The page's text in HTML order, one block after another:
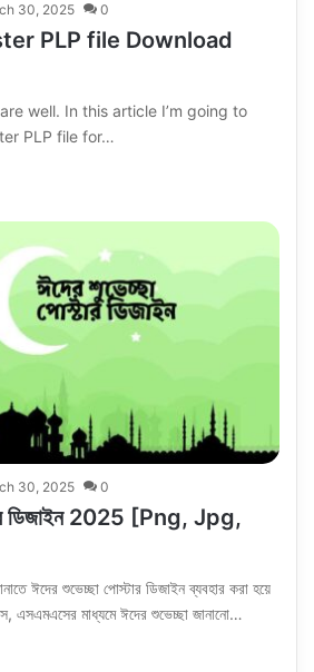
30, 2025 0
PLP file Download
well. In this article I’m going to
PLP file for…
30, 2025 0
ডিজাইন 2025 [Png, Jpg,
ঈদের শুভেচ্ছা পোস্টার ডিজাইন ব্যবহার করা হয়ে
এসএমএসের মাধ্যমে ঈদের শুভেচ্ছা জানানো…